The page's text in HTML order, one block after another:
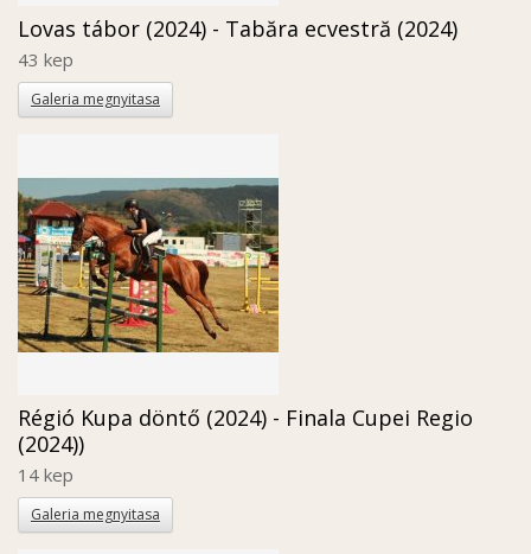
Lovas tábor (2024) - Tabăra ecvestră (2024)
43 kep
Galeria megnyitasa
Régió Kupa döntő (2024) - Finala Cupei Regio
(2024))
14 kep
Galeria megnyitasa